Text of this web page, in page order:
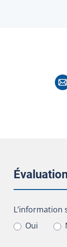
L’information
Oui